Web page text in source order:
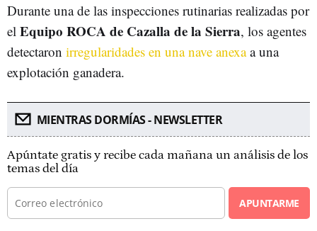
Durante una de las inspecciones rutinarias realizadas por
el Equipo ROCA de Cazalla de la Sierra, los agentes
detectaron irregularidades en una nave anexaa una
explotación ganadera.
MIENTRAS DORMÍAS - NEWSLETTER
Apúntate gratis y recibe cada mañana un análisis de los
temas del día
APUNTARME